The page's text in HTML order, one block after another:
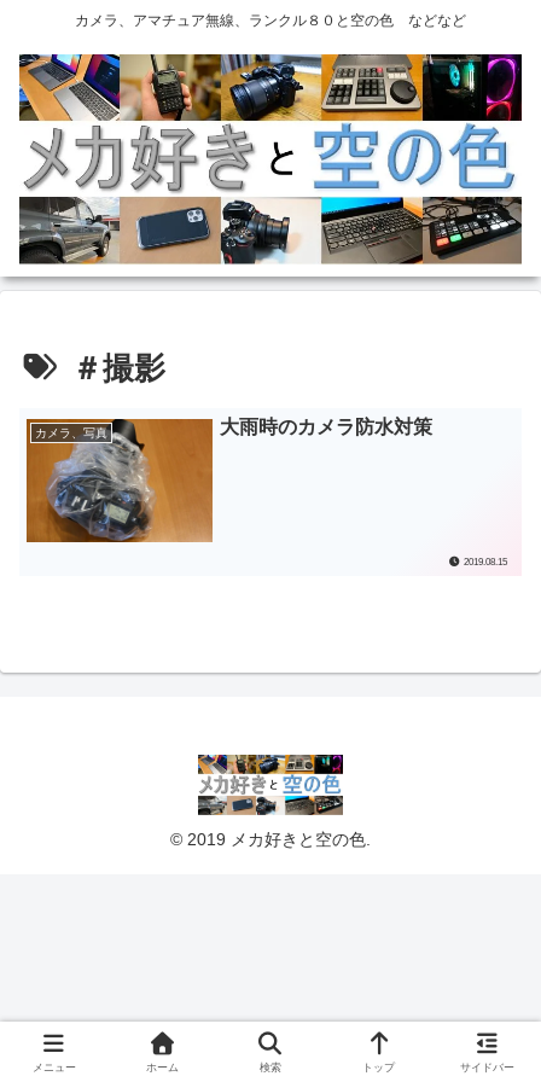
カメラ、アマチュア無線、ランクル８０と空の色 などなど
＃撮影
カメラ、写真 大雨時のカメラ防水対策
2019.08.15
© 2019 メカ好きと空の色.
メニュー ホーム 検索 トップ サイドバー